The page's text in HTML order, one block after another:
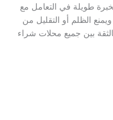
طويلة في التعامل مع
ويمنع الظلم أو التقليل من
بين جميع محلات شراء